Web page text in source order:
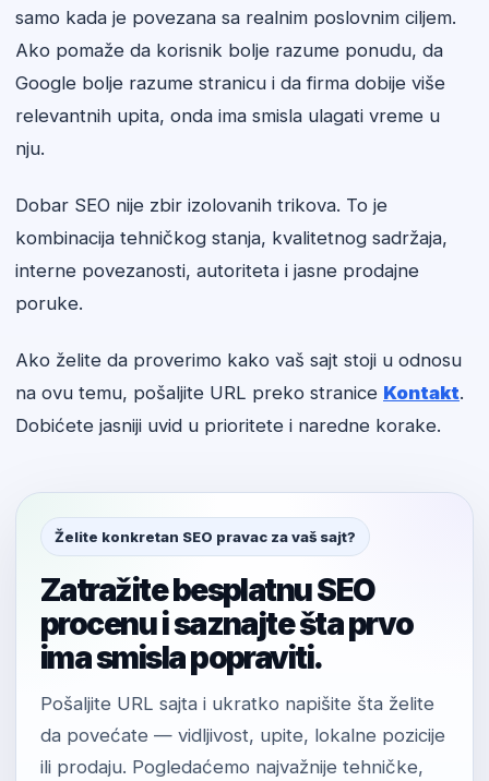
samo kada je povezana sa realnim poslovnim ciljem.
Ako pomaže da korisnik bolje razume ponudu, da
Google bolje razume stranicu i da firma dobije više
relevantnih upita, onda ima smisla ulagati vreme u
nju.
Dobar SEO nije zbir izolovanih trikova. To je
kombinacija tehničkog stanja, kvalitetnog sadržaja,
interne povezanosti, autoriteta i jasne prodajne
poruke.
Ako želite da proverimo kako vaš sajt stoji u odnosu
na ovu temu, pošaljite URL preko stranice Kontakt.
Dobićete jasniji uvid u prioritete i naredne korake.
Želite konkretan SEO pravac za vaš sajt?
Zatražite besplatnu SEO
procenu i saznajte šta prvo
ima smisla popraviti.
Pošaljite URL sajta i ukratko napišite šta želite
da povećate — vidljivost, upite, lokalne pozicije
ili prodaju. Pogledaćemo najvažnije tehničke,